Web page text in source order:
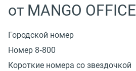
от MANGO OFFICE
Городской номер
Номер 8‑800
Короткие номера со звездочкой